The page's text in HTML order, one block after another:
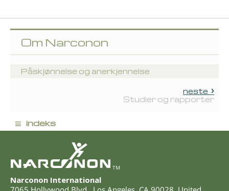
Om Narconon
Påskjønnelse og anerkjennelse
neste
Studier og rapporter
≡ indeks
TM
Narconon International